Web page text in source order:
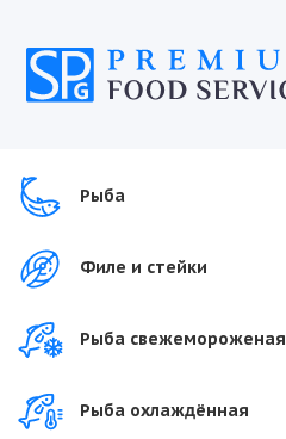
Рыба
Филе и стейки
Рыба свежемороженая
Рыба охлаждённая